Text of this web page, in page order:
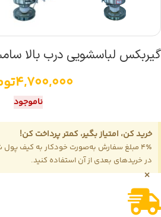
گیربکس لباسشویی درب بالا
4,700,000
ناموجود
خرید کن، امتیاز بگیر، کمتر پرداخت کن!
4٪ مبلغ سفارش به‌صورت خودکار به کیف
در خریدهای بعدی از آن استفاده کنید.
×